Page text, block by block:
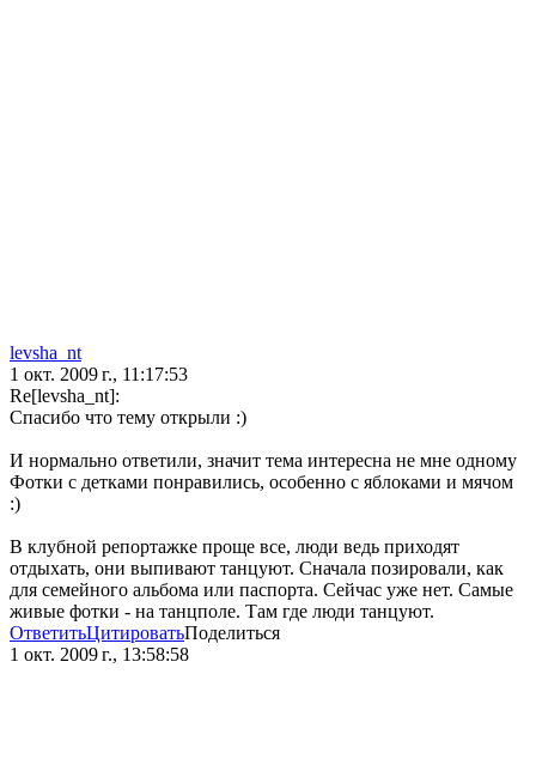
levsha_nt
1 окт. 2009 г., 11:17:53
Re[levsha_nt]:
Спасибо что тему открыли :)
И нормально ответили, значит тема интересна не мне одному
Фотки с детками понравились, особенно с яблоками и мячом
:)
В клубной репортажке проще все, люди ведь приходят
отдыхать, они выпивают танцуют. Сначала позировали, как
для семейного альбома или паспорта. Сейчас уже нет. Самые
живые фотки - на танцполе. Там где люди танцуют.
ОтветитьЦитироватьПоделиться
1 окт. 2009 г., 13:58:58